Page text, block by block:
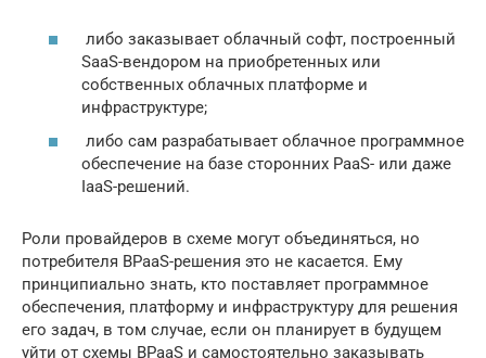
либо заказывает облачный софт, построенный
SaaS-вендором на приобретенных или
собственных облачных платформе и
инфраструктуре;
либо сам разрабатывает облачное программное
обеспечение на базе сторонних PaaS- или даже
IaaS-решений.
Роли провайдеров в схеме могут объединяться, но
потребителя BPaaS-решения это не касается. Ему
принципиально знать, кто поставляет программное
обеспечения, платформу и инфраструктуру для решения
его задач, в том случае, если он планирует в будущем
уйти от схемы BPaaS и самостоятельно заказывать